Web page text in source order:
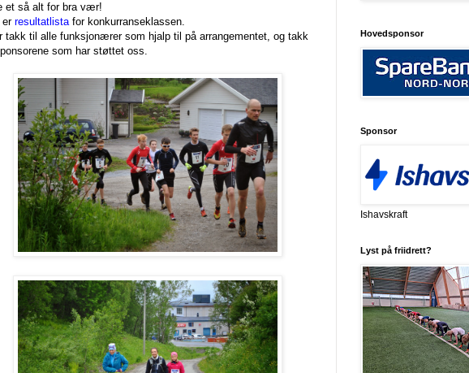
et så alt for bra vær!
er resultatlistafor konkurranseklassen.
takk til alle funksjonærer som hjalp til på arrangementet, og takk
som har støttet oss.
Hovedsponsor
Sponsor
Ishavskraft
Lyst på friidrett?